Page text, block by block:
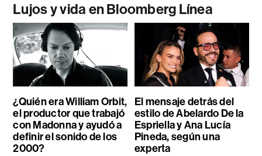
Lujos y vida en Bloomberg Línea
¿Quién era William Orbit,
el productor que trabajó
con Madonna y ayudó a
definir el sonido de los
2000?
El mensaje detrás del
estilo de Abelardo De la
Espriella y Ana Lucía
Pineda, según una
experta